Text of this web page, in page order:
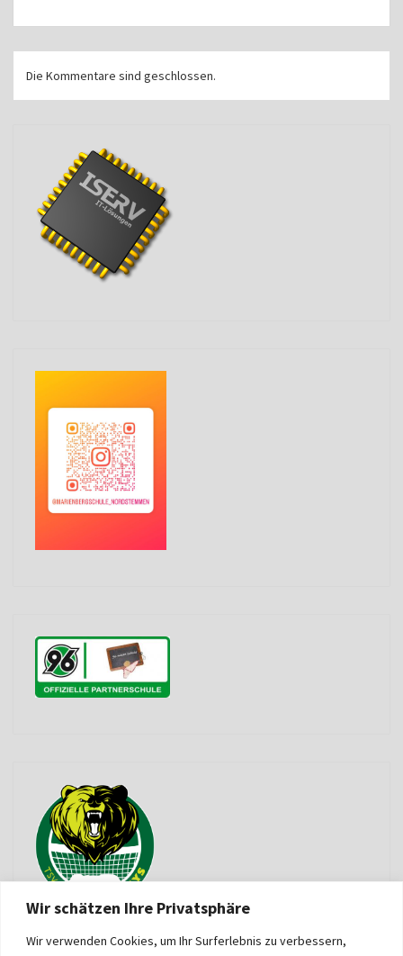
Wir schätzen Ihre Privatsphäre
Wir verwenden Cookies, um Ihr Surferlebnis zu verbessern,
Die Kommentare sind geschlossen.